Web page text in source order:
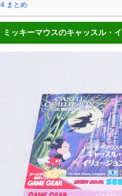
4 まとめ
ミッキーマウスのキャッスル・